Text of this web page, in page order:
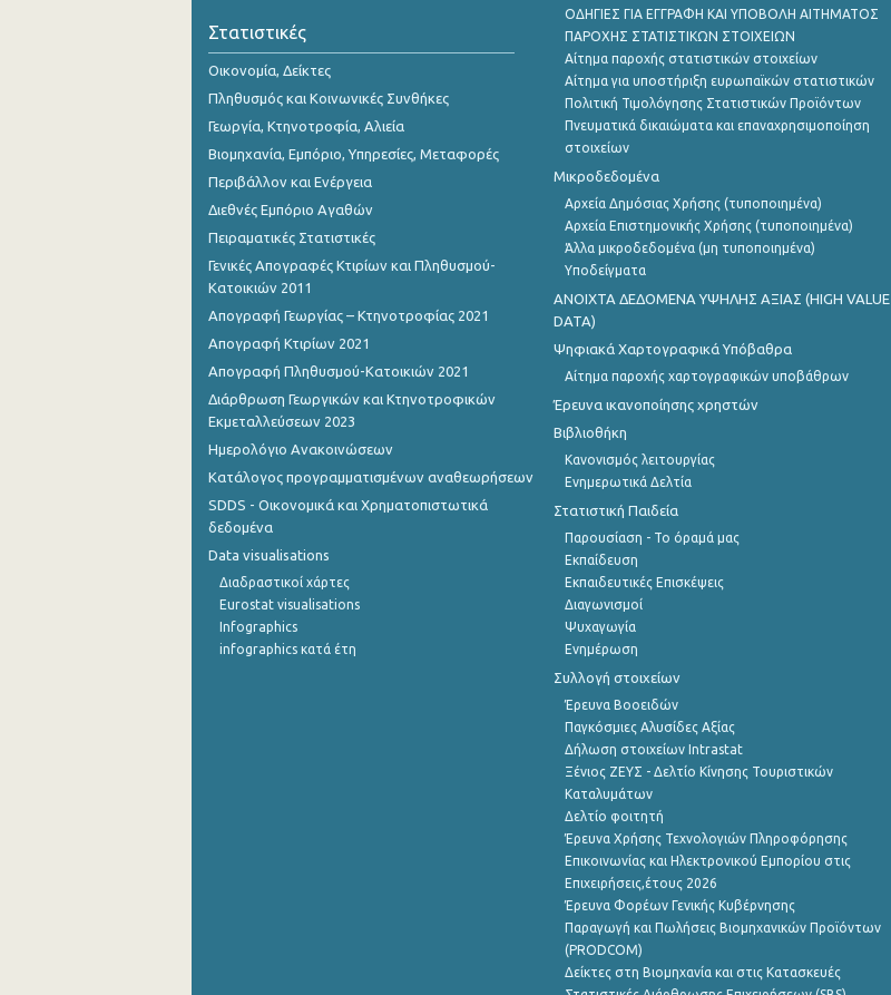
Οκτωβρίου 2023
Σεπτεμβρίου 2023
Αυγούστου 2023
Ιουνίου 2023
Απριλίου 2023
Φεβρουαρίου 2023
Ιανουαρίου 2023
Δεκεμβρίου 2022
Οκτωβρίου 2022
Σεπτεμβρίου 2022
Αυγούστου 2022
Ιουλίου 2022
Στατιστικές
Οικονομία, Δείκτες
Πληθυσμός και Κοινωνικές Συνθήκες
Γεωργία, Κτηνοτροφία, Αλιεία
Βιομηχανία, Εμπόριο, Υπηρεσίες, Μεταφορές
Περιβάλλον και Ενέργεια
Διεθνές Εμπόριο Αγαθών
Πειραματικές Στατιστικές
Γενικές Απογραφές Κτιρίων και Πληθυσμού-
Κατοικιών 2011
Απογραφή Γεωργίας – Κτηνοτροφίας 2021
Απογραφή Κτιρίων 2021
Απογραφή Πληθυσμού-Κατοικιών 2021
Διάρθρωση Γεωργικών και Κτηνοτροφικών
Εκμεταλλεύσεων 2023
Ημερολόγιο Ανακοινώσεων
Κατάλογος προγραμματισμένων αναθεωρήσεων
SDDS - Οικονομικά και Χρηματοπιστωτικά
δεδομένα
Data visualisations
Διαδραστικοί χάρτες
Eurostat visualisations
Infographics
infographics κατά έτη
ΟΔΗΓΙΕΣ ΓΙΑ ΕΓΓΡΑΦΗ ΚΑΙ ΥΠΟΒΟΛΗ ΑΙΤΗΜΑΤΟΣ
ΠΑΡΟΧΗΣ ΣΤΑΤΙΣΤΙΚΩΝ ΣΤΟΙΧΕΙΩΝ
Αίτημα παροχής στατιστικών στοιχείων
Αίτημα για υποστήριξη ευρωπαϊκών στατιστικών
Πολιτική Τιμολόγησης Στατιστικών Προϊόντων
Πνευματικά δικαιώματα και επαναχρησιμοποίηση
στοιχείων
Μικροδεδομένα
Αρχεία Δημόσιας Χρήσης (τυποποιημένα)
Αρχεία Επιστημονικής Χρήσης (τυποποιημένα)
Άλλα μικροδεδομένα (μη τυποποιημένα)
Υποδείγματα
ANOIXTA ΔΕΔΟΜΕΝΑ ΥΨΗΛΗΣ ΑΞΙΑΣ (HIGH VALUE
DATA)
Ψηφιακά Χαρτογραφικά Υπόβαθρα
Αίτημα παροχής χαρτογραφικών υποβάθρων
Έρευνα ικανοποίησης χρηστών
Βιβλιοθήκη
Κανονισμός λειτουργίας
Ενημερωτικά Δελτία
Στατιστική Παιδεία
Παρουσίαση - Το όραμά μας
Εκπαίδευση
Εκπαιδευτικές Επισκέψεις
Διαγωνισμοί
Ψυχαγωγία
Ενημέρωση
Συλλογή στοιχείων
Έρευνα Βοοειδών
Παγκόσμιες Αλυσίδες Αξίας
Δήλωση στοιχείων Intrastat
Ξένιος ΖΕΥΣ - Δελτίο Κίνησης Τουριστικών
Καταλυμάτων
Δελτίο φοιτητή
Έρευνα Χρήσης Τεχνολογιών Πληροφόρησης
Επικοινωνίας και Ηλεκτρονικού Εμπορίου στις
Επιχειρήσεις,έτους 2026
Έρευνα Φορέων Γενικής Κυβέρνησης
Παραγωγή και Πωλήσεις Βιομηχανικών Προϊόντων
(PRODCOM)
Δείκτες στη Βιομηχανία και στις Κατασκευές